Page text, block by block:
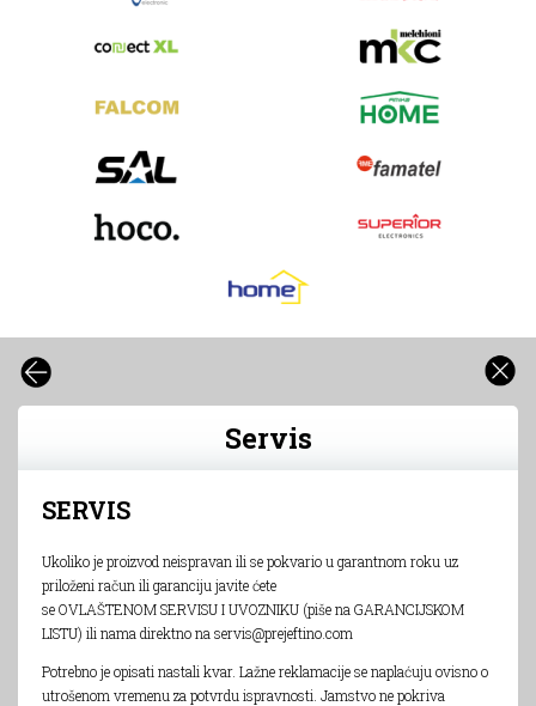
Servis
SERVIS
Ukoliko je proizvod neispravan ili se pokvario u garantnom roku uz
priloženi račun ili garanciju javite ćete
se OVLAŠTENOM SERVISU I UVOZNIKU (piše na GARANCIJSKOM
LISTU) ili nama direktno na servis@prejeftino.com
Potrebno je opisati nastali kvar. Lažne reklamacije se naplaćuju ovisno o
utrošenom vremenu za potvrdu ispravnosti. Jamstvo ne pokriva